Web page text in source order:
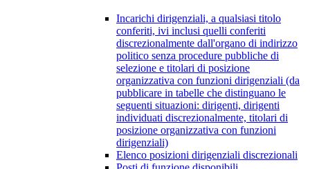
Incarichi dirigenziali, a qualsiasi titolo
conferiti, ivi inclusi quelli conferiti
discrezionalmente dall'organo di indirizzo
politico senza procedure pubbliche di
selezione e titolari di posizione
organizzativa con funzioni dirigenziali (da
pubblicare in tabelle che distinguano le
seguenti situazioni: dirigenti, dirigenti
individuati discrezionalmente, titolari di
posizione organizzativa con funzioni
dirigenziali)
Elenco posizioni dirigenziali discrezionali